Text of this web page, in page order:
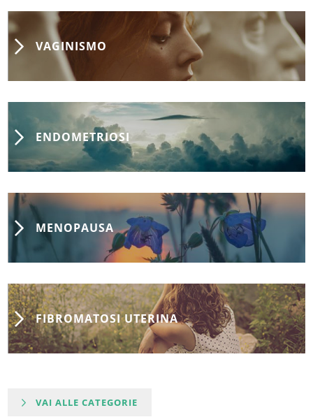
VAGINISMO
ENDOMETRIOSI
MENOPAUSA
FIBROMATOSI UTERINA
VAI ALLE CATEGORIE